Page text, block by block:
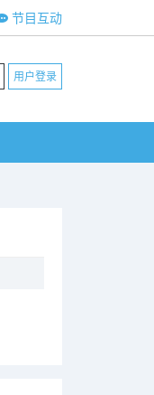
节目互动
用户登录